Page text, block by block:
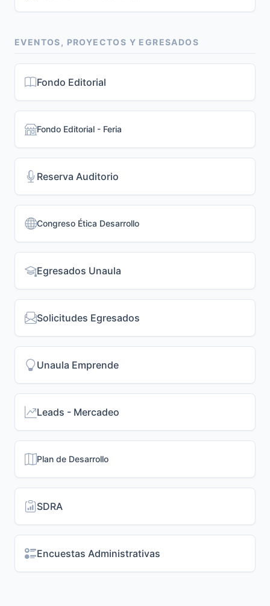
EVENTOS, PROYECTOS Y EGRESADOS
Fondo Editorial
Fondo Editorial - Feria
Reserva Auditorio
Congreso Ética Desarrollo
Egresados Unaula
Solicitudes Egresados
Unaula Emprende
Leads - Mercadeo
Plan de Desarrollo
SDRA
Encuestas Administrativas